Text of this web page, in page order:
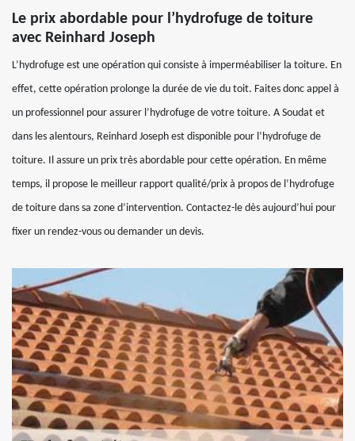
Le prix abordable pour l’hydrofuge de toiture
avec Reinhard Joseph
L’hydrofuge est une opération qui consiste à imperméabiliser la toiture. En
effet, cette opération prolonge la durée de vie du toit. Faites donc appel à
un professionnel pour assurer l’hydrofuge de votre toiture. A Soudat et
dans les alentours, Reinhard Joseph est disponible pour l’hydrofuge de
toiture. Il assure un prix très abordable pour cette opération. En même
temps, il propose le meilleur rapport qualité/prix à propos de l’hydrofuge
de toiture dans sa zone d’intervention. Contactez-le dès aujourd’hui pour
fixer un rendez-vous ou demander un devis.